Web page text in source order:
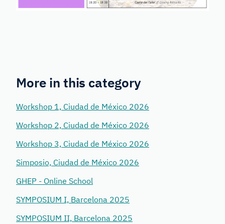
More in this category
Workshop 1, Ciudad de México 2026
Workshop 2, Ciudad de México 2026
Workshop 3, Ciudad de México 2026
Simposio, Ciudad de México 2026
GHEP - Online School
SYMPOSIUM I, Barcelona 2025
SYMPOSIUM II, Barcelona 2025